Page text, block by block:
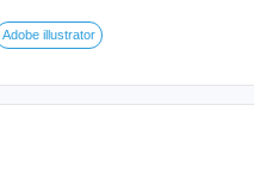
Adobe illustrator